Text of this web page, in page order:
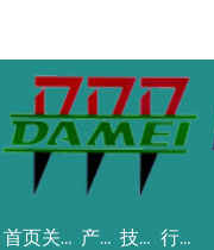
首页 关于我们 产品中心 技术服务 行业资讯